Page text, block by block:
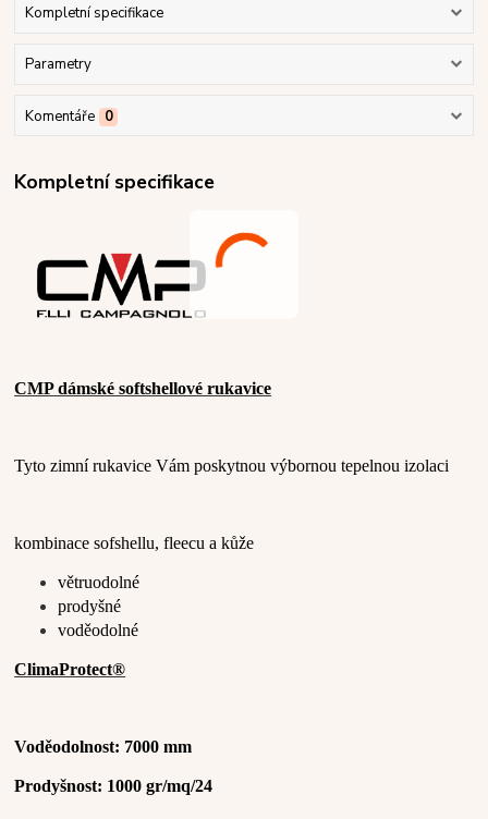
Kompletní specifikace
Parametry
Komentáře 0
Kompletní specifikace
CMP dámské softshellové rukavice
Tyto zimní rukavice Vám poskytnou výbornou tepelnou izolaci
kombinace sofshellu, fleecu a kůže
větruodolné
prodyšné
voděodolné
ClimaProtect®
Voděodolnost: 7000 mm
Prodyšnost: 1000 gr/mq/24